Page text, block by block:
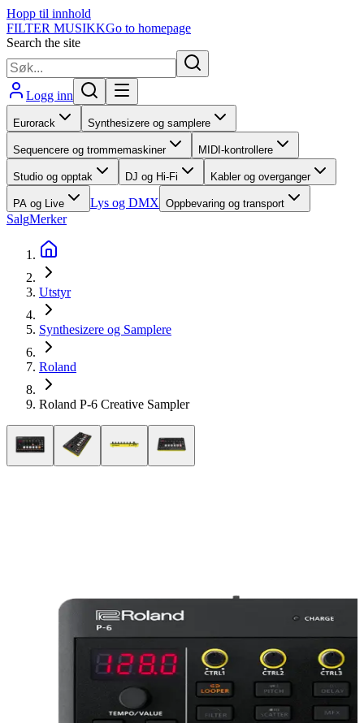
Hopp til innhold
FILTER MUSIKKGo to homepage
Search the site
Logg inn
Eurorack Synthesizere og samplere
Sequencere og trommemaskiner MIDI-kontrollere
Studio og opptak DJ og Hi-Fi Kabler og overganger
PA og Live Lys og DMX Oppbevaring og transport
SalgMerker
Utstyr
Synthesizere og Samplere
Roland
Roland P-6 Creative Sampler